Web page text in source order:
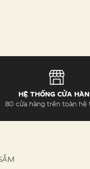
HỆ THỐNG CỬA
80 cửa hàng trên toàn hệ